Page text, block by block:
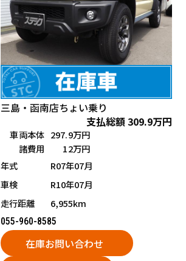
三島・函南店ちょい乗り
支払総額309.9万円
車両本体 297.9万円
諸費用
12万円
年式
R07年07月
車検
R10年07月
走行距離
6,955km
055-960-8585
在庫お問い合わせ